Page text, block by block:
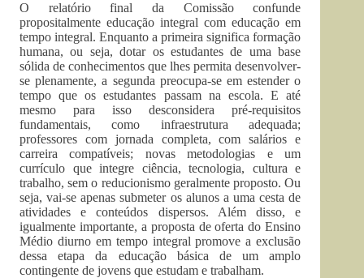
O relatório final da Comissão confunde
propositalmente educação integral com educação em
tempo integral. Enquanto a primeira significa formação
humana, ou seja, dotar os estudantes de uma base
sólida de conhecimentos que lhes permita desenvolver-
se plenamente, a segunda preocupa-se em estender o
tempo que os estudantes passam na escola. E até
mesmo para isso desconsidera pré-requisitos
fundamentais, como infraestrutura adequada;
professores com jornada completa, com salários e
carreira compatíveis; novas metodologias e um
currículo que integre ciência, tecnologia, cultura e
trabalho, sem o reducionismo geralmente proposto. Ou
seja, vai-se apenas submeter os alunos a uma cesta de
atividades e conteúdos dispersos. Além disso, e
igualmente importante, a proposta de oferta do Ensino
Médio diurno em tempo integral promove a exclusão
dessa etapa da educação básica de um amplo
contingente de jovens que estudam e trabalham.